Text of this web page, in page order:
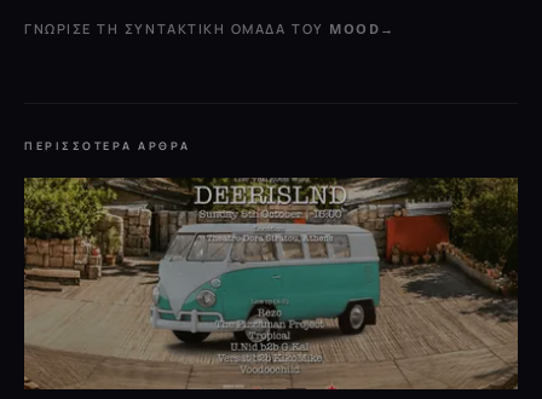
ΓΝΏΡΙΣΕ ΤΗ ΣΥΝΤΑΚΤΙΚΉ ΟΜΆΔΑ ΤΟΥ MOOD →
ΠΕΡΙΣΣΌΤΕΡΑ ΆΡΘΡΑ